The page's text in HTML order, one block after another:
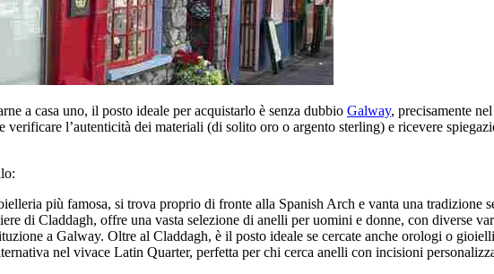
a casa uno, il posto ideale per acquistarlo è senza dubbio Galway, precisamente
l’autenticità dei materiali (di solito oro o argento sterling) e ricevere
più famosa, si trova proprio di fronte alla Spanish Arch e vanta una tradizione
di Claddagh, offre una vasta selezione di anelli per uomini e donne, con diverse
a Galway. Oltre al Claddagh, è il posto ideale se cercate anche orologi o
nel vivace Latin Quarter, perfetta per chi cerca anelli con incisioni